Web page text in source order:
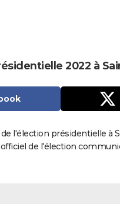
2022 à
l'élection présidentielle à
de l'élection